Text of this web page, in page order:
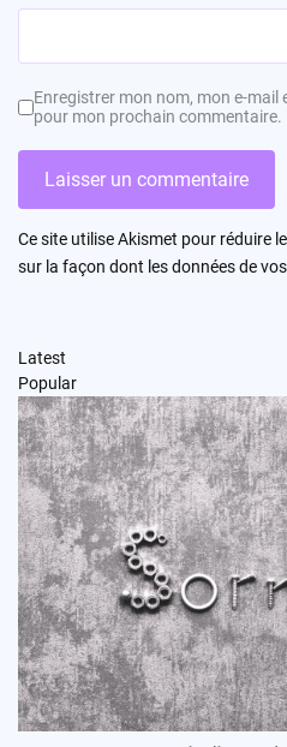
Enregistrer mon nom, mon e-
pour mon prochain commentaire.
Ce site utilise Akismet pour réduire
sur la façon dont les données de
Latest
Popular